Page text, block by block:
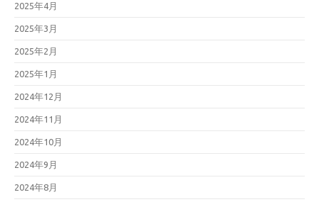
2025年4月
2025年3月
2025年2月
2025年1月
2024年12月
2024年11月
2024年10月
2024年9月
2024年8月